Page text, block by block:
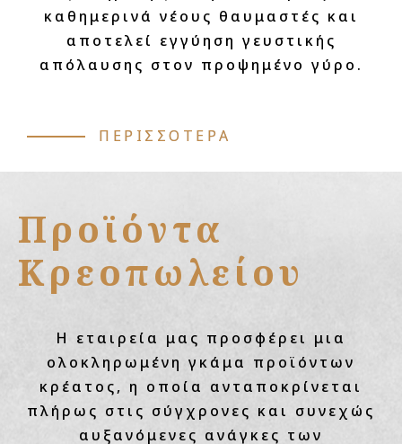
καθημερινά νέους θαυμαστές και
αποτελεί εγγύηση γευστικής
απόλαυσης στον προψημένο γύρο.
ΠΕΡΙΣΣΟΤΕΡΑ
Προϊόντα
Κρεοπωλείου
Η εταιρεία μας προσφέρει μια
ολοκληρωμένη γκάμα προϊόντων
κρέατος, η οποία ανταποκρίνεται
πλήρως στις σύγχρονες και συνεχώς
αυξανόμενες ανάγκες των